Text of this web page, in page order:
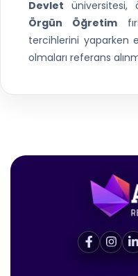
Devlet üniversitesi,
Örgün Öğretim
tercihlerini yaparken
olmaları referans